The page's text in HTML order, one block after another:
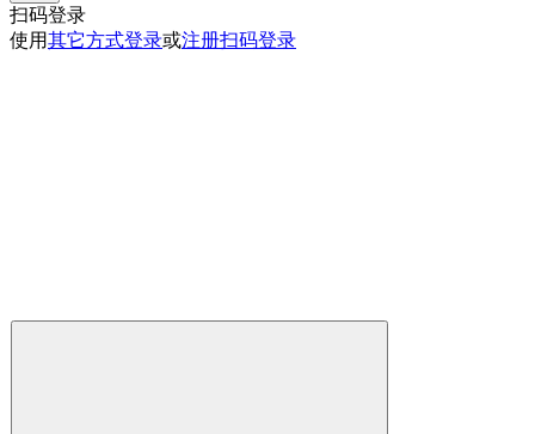
扫码登录
使用其它方式登录或注册扫码登录